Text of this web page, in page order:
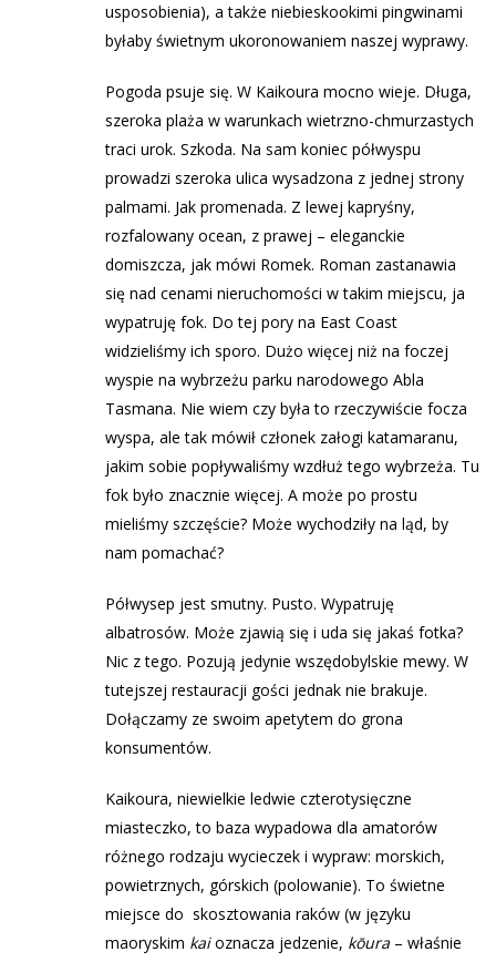
usposobienia), a także niebieskookimi pingwinami
byłaby świetnym ukoronowaniem naszej wyprawy.
Pogoda psuje się. W Kaikoura mocno wieje. Długa,
szeroka plaża w warunkach wietrzno-chmurzastych
traci urok. Szkoda. Na sam koniec półwyspu
prowadzi szeroka ulica wysadzona z jednej strony
palmami. Jak promenada. Z lewej kapryśny,
rozfalowany ocean, z prawej – eleganckie
domiszcza, jak mówi Romek. Roman zastanawia
się nad cenami nieruchomości w takim miejscu, ja
wypatruję fok. Do tej pory na East Coast
widzieliśmy ich sporo. Dużo więcej niż na foczej
wyspie na wybrzeżu parku narodowego Abla
Tasmana. Nie wiem czy była to rzeczywiście focza
wyspa, ale tak mówił członek załogi katamaranu,
jakim sobie popływaliśmy wzdłuż tego wybrzeża. Tu
fok było znacznie więcej. A może po prostu
mieliśmy szczęście? Może wychodziły na ląd, by
nam pomachać?
Półwysep jest smutny. Pusto. Wypatruję
albatrosów. Może zjawią się i uda się jakaś fotka?
Nic z tego. Pozują jedynie wszędobylskie mewy. W
tutejszej restauracji gości jednak nie brakuje.
Dołączamy ze swoim apetytem do grona
konsumentów.
Kaikoura, niewielkie ledwie czterotysięczne
miasteczko, to baza wypadowa dla amatorów
różnego rodzaju wycieczek i wypraw: morskich,
powietrznych, górskich (polowanie). To świetne
miejsce do skosztowania raków (w języku
maoryskim kaioznacza jedzenie, kōura – właśnie